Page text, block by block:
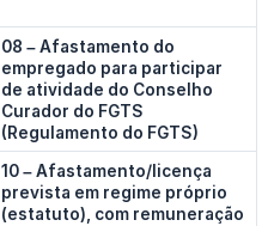
08 – Afastamento do
empregado para participar
de atividade do Conselho
Curador do FGTS
(Regulamento do FGTS)
10 – Afastamento/licença
prevista em regime próprio
(estatuto), com remuneração